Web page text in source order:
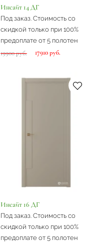
Инсайт 14 ДГ
Под заказ. Стоимость со
скидкой только при 100%
предоплате от 5 полотен
19900 руб. 17910 руб.
Инсайт 16 ДГ
Под заказ. Стоимость со
скидкой только при 100%
предоплате от 5 полотен